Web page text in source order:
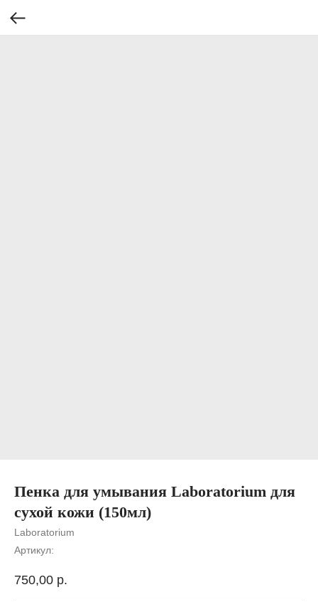
Пенка для умывания Laboratorium для
сухой кожи (150мл)
Laboratorium
Артикул:
750,00 р.